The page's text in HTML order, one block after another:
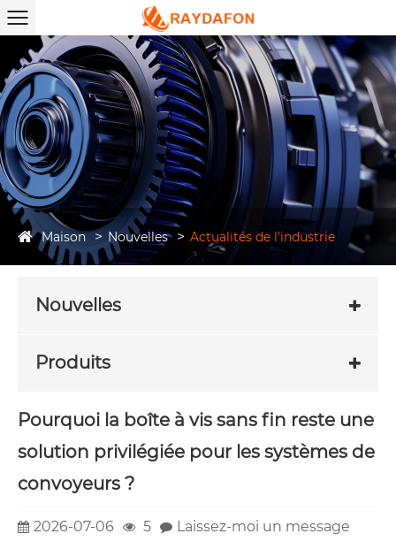
Maison Nouvelles Actualités de l'industrie
Nouvelles
Produits
Pourquoi la boîte à vis sans fin reste une
solution privilégiée pour les systèmes de
convoyeurs ?
2026-07-06 5
Laissez-moi un message